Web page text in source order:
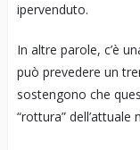
ipervenduto.
In altre parole, c’è
può prevedere un
sostengono che
“rottura” dell’attuale